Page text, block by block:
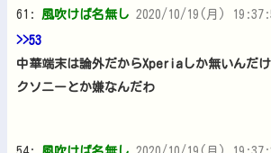
61: 風吹けば名無し 2020/10/19(月)
>>53
中華端末は論外だからXperiaしか無いんだ
クソニーとか嫌なんだわ